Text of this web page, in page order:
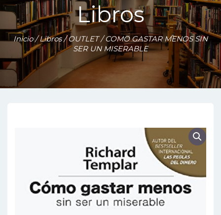
Libros
Inicio/Libros/OUTLET/ COMO GASTAR MENOS SIN
SER UN MISERABLE